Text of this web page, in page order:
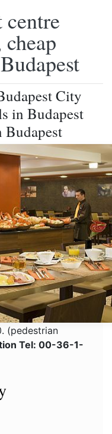
City
in Budapest
Budapest
(pedestrian
Tel: 00-36-1-